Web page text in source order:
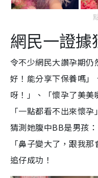
網民一證
令不少網民大讚孕期
好！能分享下保養嗎」
呀！」、「懷孕了美美
「一點都看不出來懷
猜測她腹中BB是男孩
「鼻子變大了，跟我
追仔成功！